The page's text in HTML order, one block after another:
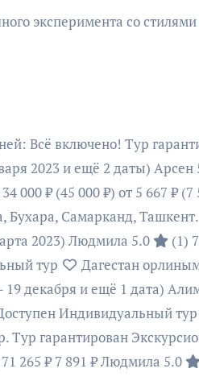
эксперимента со
включено! Тур
2023 и ещё 2 даты) Арсен
000 ₽(45 000 ₽) от 5 667 ₽(7
Бухара, Самарканд,
2023) Людмила 5.0 (1)
тур
Дагестан
19 декабря и ещё 1 дата)
Индивидуальный тур
Тур гарантирован
71 265 ₽7 891 ₽Людмила 5.0